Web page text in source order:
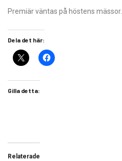
Premiär väntas på höstens mässor.
Dela det här:
Gilla detta:
Relaterade